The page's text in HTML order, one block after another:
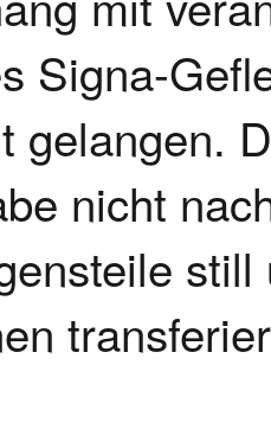
Signa-
gelangen.
nicht